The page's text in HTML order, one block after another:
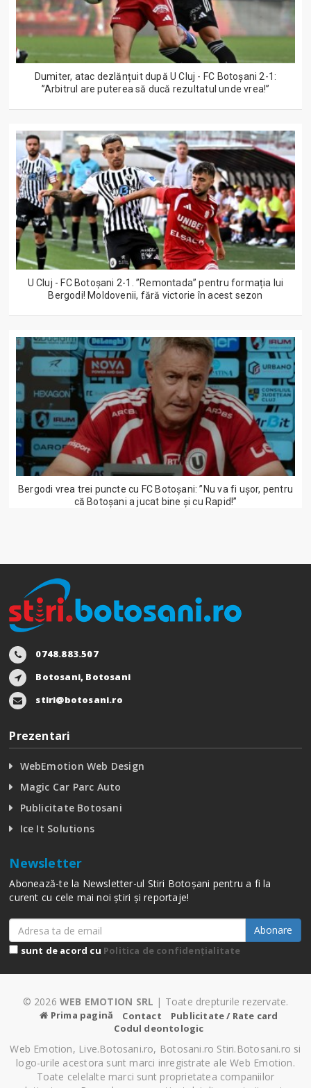
Dumiter, atac dezlănțuit după U Cluj - FC Botoșani 2-1:
”Arbitrul are puterea să ducă rezultatul unde vrea!”
U Cluj - FC Botoșani 2-1. ”Remontada” pentru formația lui
Bergodi! Moldovenii, fără victorie în acest sezon
Bergodi vrea trei puncte cu FC Botoșani: ”Nu va fi ușor, pentru
că Botoșani a jucat bine și cu Rapid!”
0748.883.507
Botosani, Botosani
stiri@botosani.ro
Prezentari
WebEmotion Web Design
Magic Car Parc Auto
Publicitate Botosani
Ice It Solutions
Newsletter
Abonează-te la Newsletter-ul Stiri Botoșani pentru a fi la
curent cu cele mai noi știri și reportaje!
Abonare
sunt de acord cu Politica de confidențialitate
© 2026 WEB EMOTION SRL | Toate drepturile rezervate.
Prima pagină Contact
Publicitate / Rate card
Codul deontologic
Web Emotion, Live.Botosani.ro, Botosani.ro Stiri.Botosani.ro si
logo-urile acestora sunt marci inregistrate ale Web Emotion.
Toate celelalte marci sunt proprietatea companiilor